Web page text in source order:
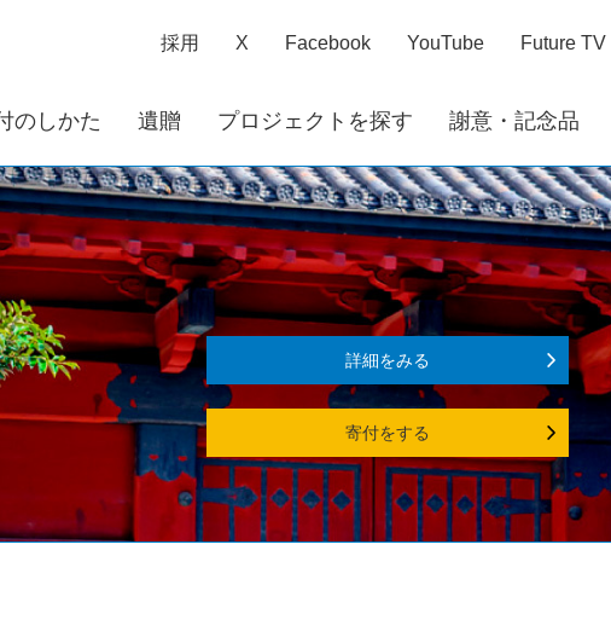
採用 X Facebook YouTube Future TV
のしかた 遺贈 プロジェクトを探す 謝意・記念品
詳細をみる
寄付をする